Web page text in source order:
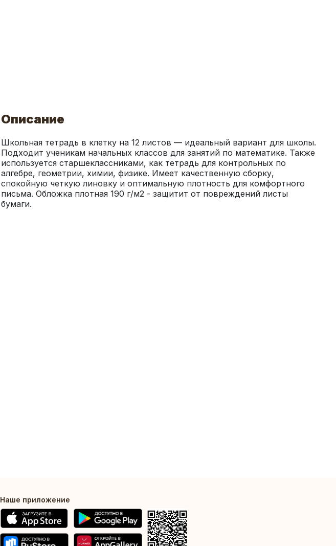
Описание
Школьная тетрадь в клетку на 12 листов — идеальный вариант для школы.
Подходит ученикам начальных классов для занятий по математике. Также
используется старшеклассниками, как тетрадь для контрольных по
алгебре, геометрии, химии, физике. Имеет качественную сборку,
спокойную четкую линовку и оптимальную плотность для комфортного
письма. Обложка плотная 190 г/м2 - защитит от повреждений листы
бумаги.
Наше приложение